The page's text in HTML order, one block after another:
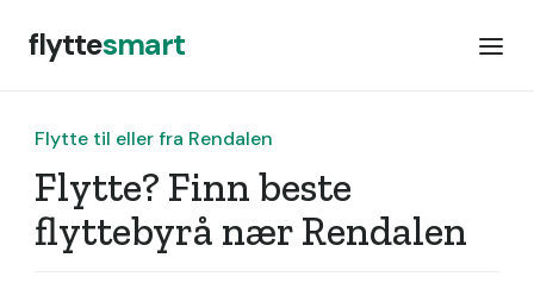
flyttesmart
Flytte til eller fra Rendalen
Flytte? Finn beste
flyttebyrå nær Rendalen